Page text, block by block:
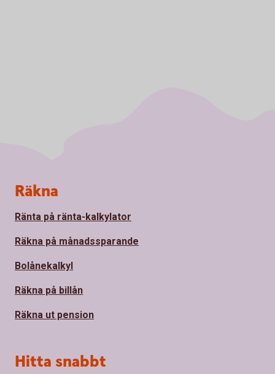
Sidfot
Räkna
Ränta på ränta-kalkylator
Räkna på månadssparande
Bolånekalkyl
Räkna på billån
Räkna ut pension
Hitta snabbt